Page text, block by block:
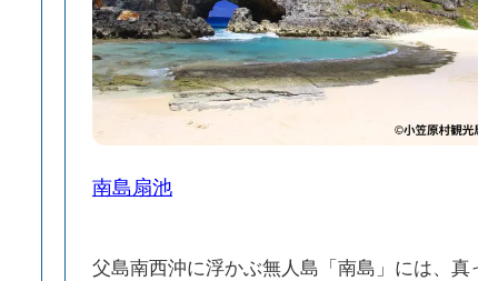
南島扇池
父島南西沖に浮かぶ無人島「南島」には、真っ